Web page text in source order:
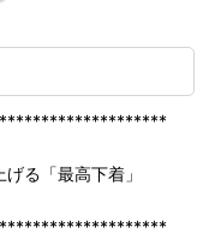
る「最高下着」